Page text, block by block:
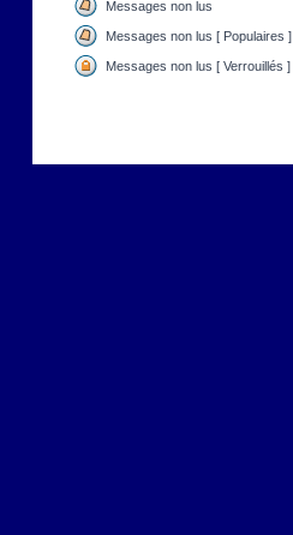
Messages non lus
Messages non lus [ Populaires ]
Messages non lus [ Verrouillés ]